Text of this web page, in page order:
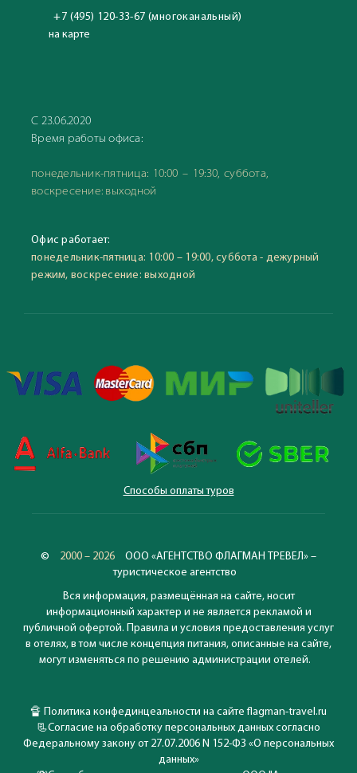
+7 (495) 120-33-67 (многоканальный)
на карте
С 23.06.2020
Время работы офиса:
понедельник-пятница: 10:00 – 19:30, суббота,
воскресение: выходной
Офис работает:
понедельник-пятница: 10:00 – 19:00, суббота - дежурный
режим, воскресение: выходной
Способы оплаты туров
© 2000 – 2026
ООО «АГЕНТСТВО ФЛАГМАН ТРЕВЕЛ» –
туристическое агентство
Вся информация, размещённая на сайте, носит
информационный характер и не является рекламой и
публичной офертой. Правила и условия предоставления услуг
в отелях, в том числе концепция питания, описанные на сайте,
могут изменяться по решению администрации отелей.
🔏 Политика конфединцеальности на сайте flagman-travel.ru
📃Согласие на обработку персональных данных согласно
Федеральному закону от 27.07.2006 N 152-ФЗ «О персональных
данных»